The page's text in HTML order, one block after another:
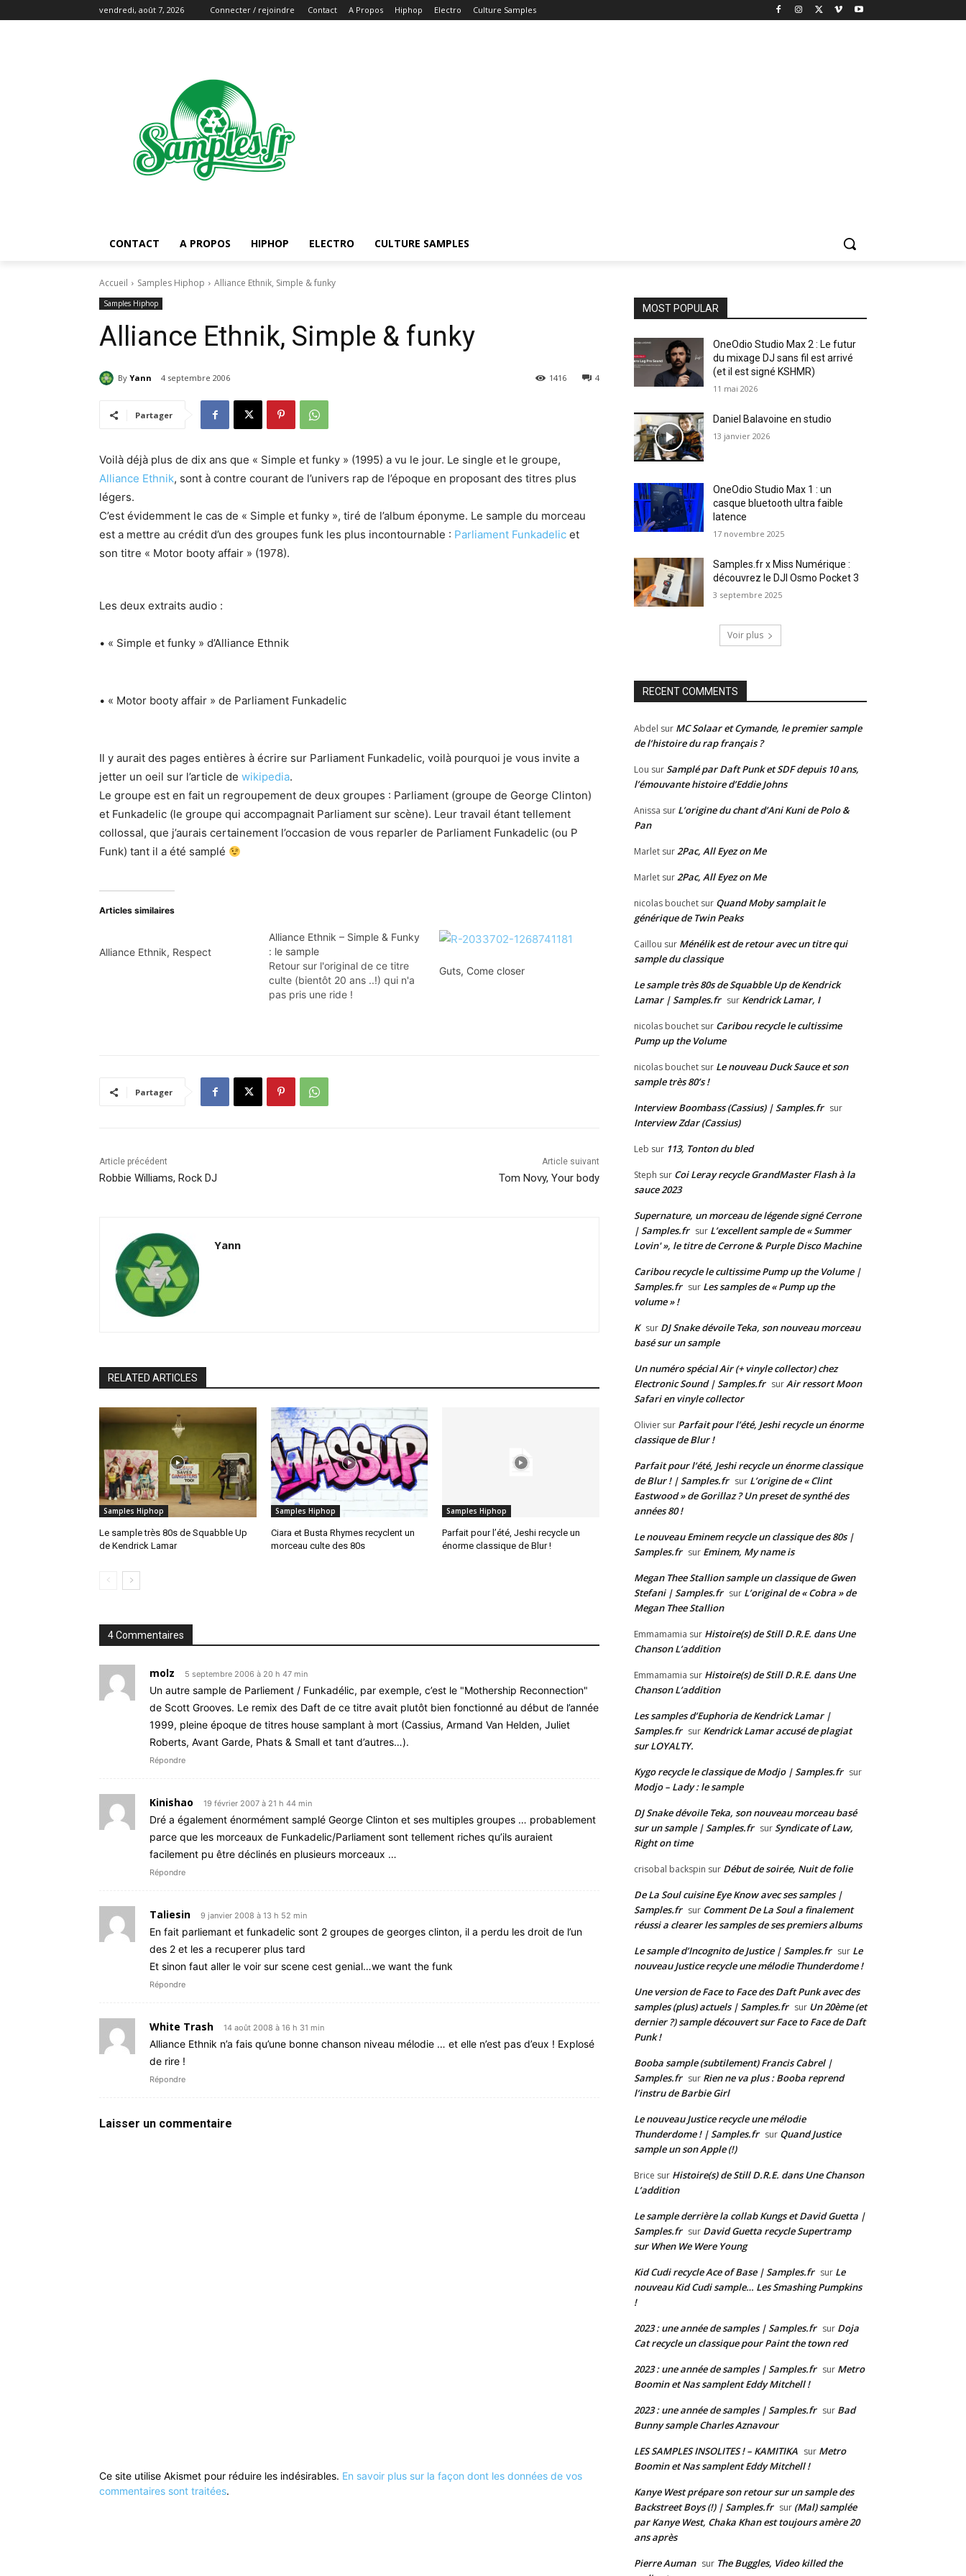
vendredi, août 7, 2026 Connecter / rejoindre Contact A Propos Hiphop Electro Culture Samples
CONTACT A PROPOS HIPHOP ELECTRO CULTURE SAMPLES
Accueil Samples Hiphop Alliance Ethnik, Simple & funky
Samples Hiphop
Alliance Ethnik, Simple & funky
By Yann 4 septembre 2006 4
1416
Partager
Voilà déjà plus de dix ans que « Simple et funky » (1995) a vu le jour. Le single et le groupe,
Alliance Ethnik, sont à contre courant de l’univers rap de l’époque en proposant des titres plus
légers.
C’est évidemment le cas de « Simple et funky », tiré de l’album éponyme. Le sample du morceau
est a mettre au crédit d’un des groupes funk les plus incontournable : Parliament Funkadelic et
son titre « Motor booty affair » (1978).
Les deux extraits audio :
• « Simple et funky » d’Alliance Ethnik
• « Motor booty affair » de Parliament Funkadelic
Il y aurait des pages entières à écrire sur Parliament Funkadelic, voilà pourquoi je vous invite a
jetter un oeil sur l’article de wikipedia.
Le groupe est en fait un regroupement de deux groupes : Parliament (groupe de George Clinton)
et Funkadelic (le groupe qui accompagnait Parliament sur scène). Leur travail étant tellement
collossal, que j’aurais certainement l’occasion de vous reparler de Parliament Funkadelic (ou P
Funk) tant il a été samplé
Articles similaires
Alliance Ethnik, Respect
Alliance Ethnik – Simple & Funky
: le sample
Retour sur l'original de ce titre
culte (bientôt 20 ans ..!) qui n'a
pas pris une ride !
Guts, Come closer
Partager
Article précédent
Robbie Williams, Rock DJ
Article suivant
Tom Novy, Your body
Yann
RELATED ARTICLES
Samples Hiphop
Le sample très 80s de Squabble Up
de Kendrick Lamar
Samples Hiphop
Ciara et Busta Rhymes recyclent un
morceau culte des 80s
Samples Hiphop
Parfait pour l’été, Jeshi recycle un
énorme classique de Blur !
4 Commentaires
molz 5 septembre 2006 à 20 h 47 min
Un autre sample de Parliement / Funkadélic, par exemple, c’est le "Mothership Reconnection"
de Scott Grooves. Le remix des Daft de ce titre avait plutôt bien fonctionné au début de l’année
1999, pleine époque de titres house samplant à mort (Cassius, Armand Van Helden, Juliet
Roberts, Avant Garde, Phats & Small et tant d’autres…).
Répondre
Kinishao 19 février 2007 à 21 h 44 min
Dré a également énormément samplé George Clinton et ses multiples groupes … probablement
parce que les morceaux de Funkadelic/Parliament sont tellement riches qu’ils auraient
facilement pu être déclinés en plusieurs morceaux …
Répondre
Taliesin 9 janvier 2008 à 13 h 52 min
En fait parliemant et funkadelic sont 2 groupes de georges clinton, il a perdu les droit de l’un
des 2 et les a recuperer plus tard
Et sinon faut aller le voir sur scene cest genial…we want the funk
Répondre
White Trash 14 août 2008 à 16 h 31 min
Alliance Ethnik n’a fais qu’une bonne chanson niveau mélodie … et elle n’est pas d’eux ! Explosé
de rire !
Répondre
Laisser un commentaire
Ce site utilise Akismet pour réduire les indésirables. En savoir plus sur la façon dont les données de vos
commentaires sont traitées.
MOST POPULAR
OneOdio Studio Max 2 : Le futur
du mixage DJ sans fil est arrivé
(et il est signé KSHMR)
11 mai 2026
Daniel Balavoine en studio
13 janvier 2026
OneOdio Studio Max 1 : un
casque bluetooth ultra faible
latence
17 novembre 2025
Samples.fr x Miss Numérique :
découvrez le DJI Osmo Pocket 3
3 septembre 2025
Voir plus
RECENT COMMENTS
Abdel sur MC Solaar et Cymande, le premier sample
de l’histoire du rap français ?
Lou surSamplé par Daft Punk et SDF depuis 10 ans,
l’émouvante histoire d’Eddie Johns
Anissa sur L’origine du chant d’Ani Kuni de Polo &
Pan
Marlet sur2Pac, All Eyez on Me
Marlet sur2Pac, All Eyez on Me
nicolas bouchet sur Quand Moby samplait le
générique de Twin Peaks
Caillou sur Ménélik est de retour avec un titre qui
sample du classique
Le sample très 80s de Squabble Up de Kendrick
Lamar | Samples.fr sur Kendrick Lamar, I
nicolas bouchet sur Caribou recycle le cultissime
Pump up the Volume
nicolas bouchet sur Le nouveau Duck Sauce et son
sample très 80’s !
Interview Boombass (Cassius) | Samples.fr sur
Interview Zdar (Cassius)
Leb sur 113, Tonton du bled
Steph sur Coi Leray recycle GrandMaster Flash à la
sauce 2023
Supernature, un morceau de légende signé Cerrone
| Samples.fr sur L’excellent sample de « Summer
Lovin' », le titre de Cerrone & Purple Disco Machine
Caribou recycle le cultissime Pump up the Volume |
Samples.fr sur Les samples de « Pump up the
volume » !
K sur DJ Snake dévoile Teka, son nouveau morceau
basé sur un sample
Un numéro spécial Air (+ vinyle collector) chez
Electronic Sound | Samples.fr surAir ressort Moon
Safari en vinyle collector
Olivier sur Parfait pour l’été, Jeshi recycle un énorme
classique de Blur !
Parfait pour l’été, Jeshi recycle un énorme classique
de Blur ! | Samples.fr sur L’origine de « Clint
Eastwood » de Gorillaz ? Un preset de synthé des
années 80 !
Le nouveau Eminem recycle un classique des 80s |
Samples.fr sur Eminem, My name is
Megan Thee Stallion sample un classique de Gwen
Stefani | Samples.fr sur L’original de « Cobra » de
Megan Thee Stallion
Emmamamia sur Histoire(s) de Still D.R.E. dans Une
Chanson L’addition
Emmamamia sur Histoire(s) de Still D.R.E. dans Une
Chanson L’addition
Les samples d’Euphoria de Kendrick Lamar |
Samples.fr sur Kendrick Lamar accusé de plagiat
sur LOYALTY.
Kygo recycle le classique de Modjo | Samples.fr sur
Modjo – Lady : le sample
DJ Snake dévoile Teka, son nouveau morceau basé
sur un sample | Samples.fr surSyndicate of Law,
Right on time
crisobal backspin sur Début de soirée, Nuit de folie
De La Soul cuisine Eye Know avec ses samples |
Samples.fr sur Comment De La Soul a finalement
réussi a clearer les samples de ses premiers albums
Le sample d’Incognito de Justice | Samples.fr sur Le
nouveau Justice recycle une mélodie Thunderdome !
Une version de Face to Face des Daft Punk avec des
samples (plus) actuels | Samples.fr sur Un 20ème (et
dernier ?) sample découvert sur Face to Face de Daft
Punk !
Booba sample (subtilement) Francis Cabrel |
Samples.fr sur Rien ne va plus : Booba reprend
l’instru de Barbie Girl
Le nouveau Justice recycle une mélodie
Thunderdome ! | Samples.fr sur Quand Justice
sample un son Apple (!)
Brice sur Histoire(s) de Still D.R.E. dans Une Chanson
L’addition
Le sample derrière la collab Kungs et David Guetta |
Samples.fr sur David Guetta recycle Supertramp
sur When We Were Young
Kid Cudi recycle Ace of Base | Samples.fr sur Le
nouveau Kid Cudi sample… Les Smashing Pumpkins
!
2023 : une année de samples | Samples.fr sur Doja
Cat recycle un classique pour Paint the town red
2023 : une année de samples | Samples.fr sur Metro
Boomin et Nas samplent Eddy Mitchell !
2023 : une année de samples | Samples.fr sur Bad
Bunny sample Charles Aznavour
LES SAMPLES INSOLITES ! – KAMITIKA sur Metro
Boomin et Nas samplent Eddy Mitchell !
Kanye West prépare son retour sur un sample des
Backstreet Boys (!) | Samples.fr sur (Mal) samplée
par Kanye West, Chaka Khan est toujours amère 20
ans après
Pierre Auman sur The Buggles, Video killed the